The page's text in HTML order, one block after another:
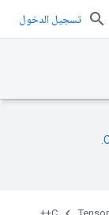
تسجيل الدخول